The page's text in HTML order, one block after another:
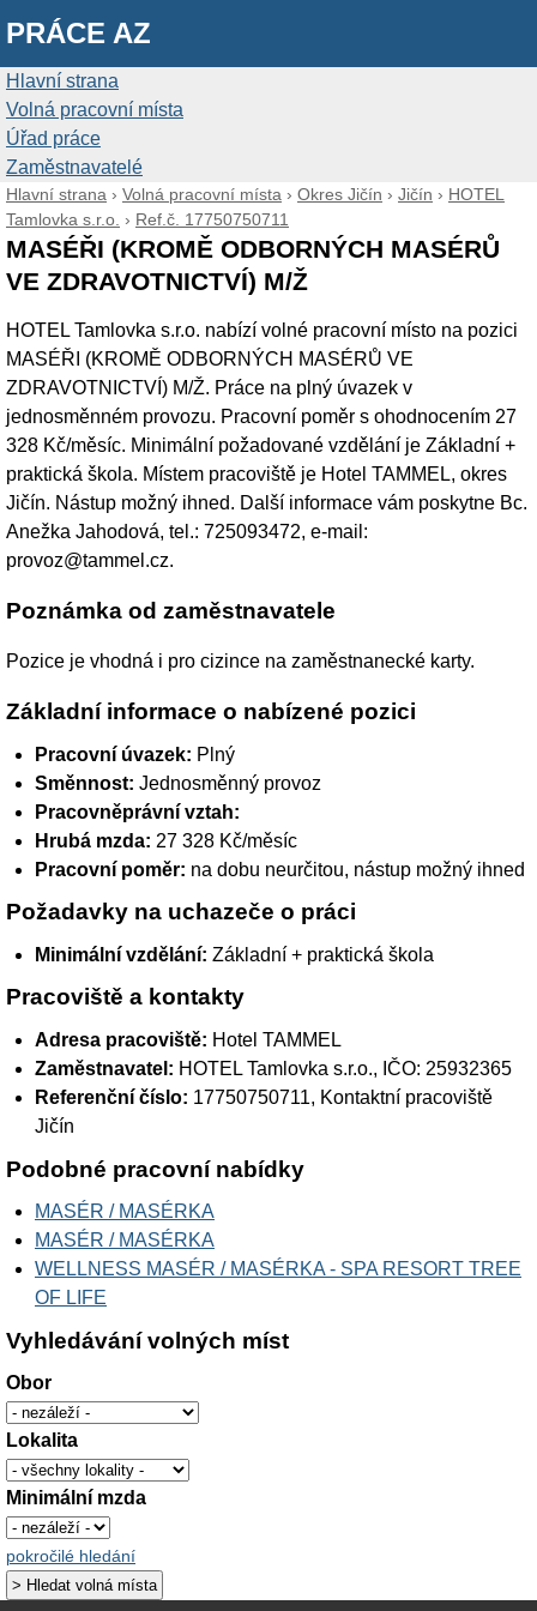
PRÁCE AZ
Hlavní strana
Volná pracovní místa
Úřad práce
Zaměstnavatelé
Hlavní strana › Volná pracovní místa › Okres Jičín › Jičín › HOTEL
Tamlovka s.r.o. › Ref.č. 17750750711
MASÉŘI (KROMĚ ODBORNÝCH MASÉRŮ
VE ZDRAVOTNICTVÍ) M/Ž
HOTEL Tamlovka s.r.o. nabízí volné pracovní místo na pozici
MASÉŘI (KROMĚ ODBORNÝCH MASÉRŮ VE
ZDRAVOTNICTVÍ) M/Ž. Práce na plný úvazek v
jednosměnném provozu. Pracovní poměr s ohodnocením 27
328 Kč/měsíc. Minimální požadované vzdělání je Základní +
praktická škola. Místem pracoviště je Hotel TAMMEL, okres
Jičín. Nástup možný ihned. Další informace vám poskytne Bc.
Anežka Jahodová, tel.: 725093472, e-mail:
provoz@tammel.cz.
Poznámka od zaměstnavatele
Pozice je vhodná i pro cizince na zaměstnanecké karty.
Základní informace o nabízené pozici
Pracovní úvazek: Plný
Směnnost: Jednosměnný provoz
Pracovněprávní vztah:
Hrubá mzda: 27 328 Kč/měsíc
Pracovní poměr: na dobu neurčitou, nástup možný ihned
Požadavky na uchazeče o práci
Minimální vzdělání: Základní + praktická škola
Pracoviště a kontakty
Adresa pracoviště: Hotel TAMMEL
Zaměstnavatel: HOTEL Tamlovka s.r.o., IČO: 25932365
Referenční číslo: 17750750711, Kontaktní pracoviště
Jičín
Podobné pracovní nabídky
MASÉR / MASÉRKA
MASÉR / MASÉRKA
WELLNESS MASÉR / MASÉRKA - SPA RESORT TREE
OF LIFE
Vyhledávání volných míst
Obor
Lokalita
Minimální mzda
pokročilé hledání